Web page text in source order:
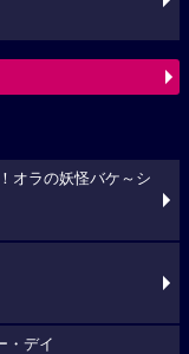
オラの妖怪バケ～シ
・デイ